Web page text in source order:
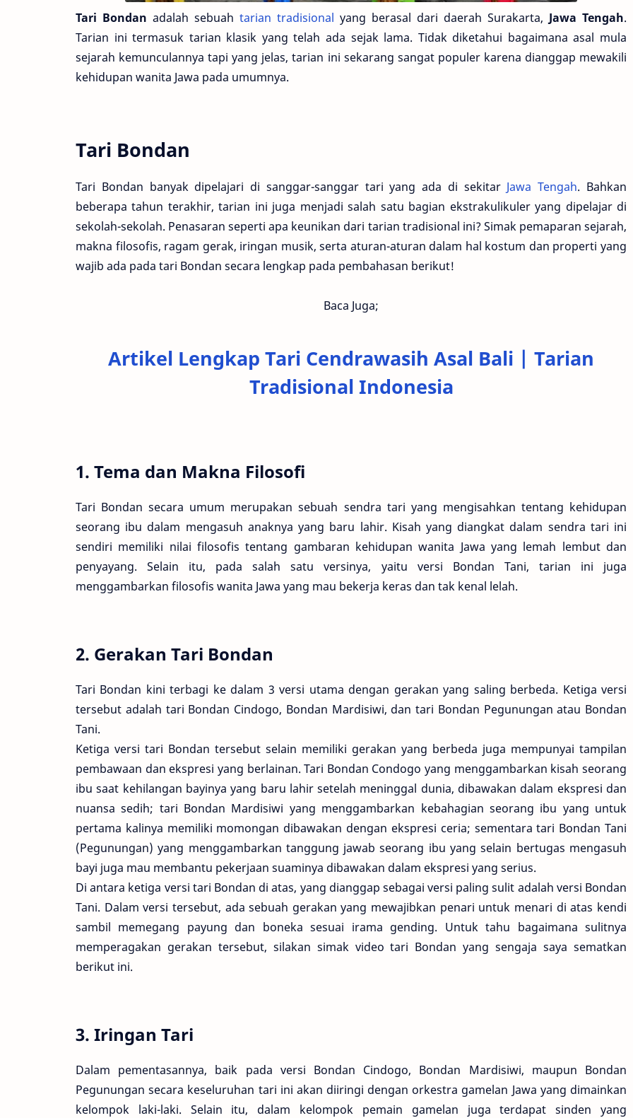
Tari Bondan adalah sebuah tarian tradisional yang berasal dari daerah Surakarta, Jawa Tengah.
Tarian ini termasuk tarian klasik yang telah ada sejak lama. Tidak diketahui bagaimana asal mula
sejarah kemunculannya tapi yang jelas, tarian ini sekarang sangat populer karena dianggap mewakili
kehidupan wanita Jawa pada umumnya.
Tari Bondan
Tari Bondan banyak dipelajari di sanggar-sanggar tari yang ada di sekitar Jawa Tengah. Bahkan
beberapa tahun terakhir, tarian ini juga menjadi salah satu bagian ekstrakulikuler yang dipelajar di
sekolah-sekolah. Penasaran seperti apa keunikan dari tarian tradisional ini? Simak pemaparan sejarah,
makna filosofis, ragam gerak, iringan musik, serta aturan-aturan dalam hal kostum dan properti yang
wajib ada pada tari Bondan secara lengkap pada pembahasan berikut!
Baca Juga;
Artikel Lengkap Tari Cendrawasih Asal Bali | Tarian
Tradisional Indonesia
1. Tema dan Makna Filosofi
Tari Bondan secara umum merupakan sebuah sendra tari yang mengisahkan tentang kehidupan
seorang ibu dalam mengasuh anaknya yang baru lahir. Kisah yang diangkat dalam sendra tari ini
sendiri memiliki nilai filosofis tentang gambaran kehidupan wanita Jawa yang lemah lembut dan
penyayang. Selain itu, pada salah satu versinya, yaitu versi Bondan Tani, tarian ini juga
menggambarkan filosofis wanita Jawa yang mau bekerja keras dan tak kenal lelah.
2. Gerakan Tari Bondan
Tari Bondan kini terbagi ke dalam 3 versi utama dengan gerakan yang saling berbeda. Ketiga versi
tersebut adalah tari Bondan Cindogo, Bondan Mardisiwi, dan tari Bondan Pegunungan atau Bondan
Tani.
Ketiga versi tari Bondan tersebut selain memiliki gerakan yang berbeda juga mempunyai tampilan
pembawaan dan ekspresi yang berlainan. Tari Bondan Condogo yang menggambarkan kisah seorang
ibu saat kehilangan bayinya yang baru lahir setelah meninggal dunia, dibawakan dalam ekspresi dan
nuansa sedih; tari Bondan Mardisiwi yang menggambarkan kebahagian seorang ibu yang untuk
pertama kalinya memiliki momongan dibawakan dengan ekspresi ceria; sementara tari Bondan Tani
(Pegunungan) yang menggambarkan tanggung jawab seorang ibu yang selain bertugas mengasuh
bayi juga mau membantu pekerjaan suaminya dibawakan dalam ekspresi yang serius.
Di antara ketiga versi tari Bondan di atas, yang dianggap sebagai versi paling sulit adalah versi Bondan
Tani. Dalam versi tersebut, ada sebuah gerakan yang mewajibkan penari untuk menari di atas kendi
sambil memegang payung dan boneka sesuai irama gending. Untuk tahu bagaimana sulitnya
memperagakan gerakan tersebut, silakan simak video tari Bondan yang sengaja saya sematkan
berikut ini.
3. Iringan Tari
Dalam pementasannya, baik pada versi Bondan Cindogo, Bondan Mardisiwi, maupun Bondan
Pegunungan secara keseluruhan tari ini akan diiringi dengan orkestra gamelan Jawa yang dimainkan
kelompok laki-laki. Selain itu, dalam kelompok pemain gamelan juga terdapat sinden yang